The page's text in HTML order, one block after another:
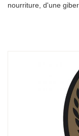
nourriture, d'une